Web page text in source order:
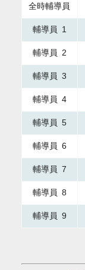
全時輔導員
輔導員 1
輔導員 2
輔導員 3
輔導員 4
輔導員 5
輔導員 6
輔導員 7
輔導員 8
輔導員 9